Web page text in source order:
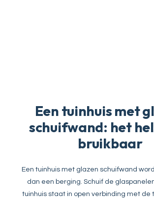
Een tuinhuis met
schuifwand: het
bruikbaar
Een tuinhuis met glazen schuifwand
dan een berging. Schuif de
tuinhuis staat in open verbinding met de